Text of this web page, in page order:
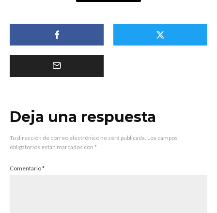
Deja una respuesta
Tu dirección de correo electrónico no será publicada. Los campos
obligatorios están marcados con *
Comentario*